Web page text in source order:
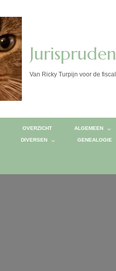
Van Ricky Turpijn voor de
OVERZICHT ALGEMEEN
DIVERSEN GENEALOGIE